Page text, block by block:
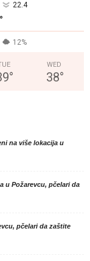
22.4
°
12%
°
WED
38°
na više lokacija u
u Požarevcu, pčelari da
pčelari da zaštite